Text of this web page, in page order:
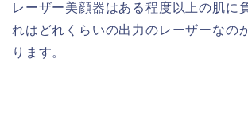
レーザー美顔器はある程度以上の肌に
れはどれくらいの出力のレーザーなの
ります。